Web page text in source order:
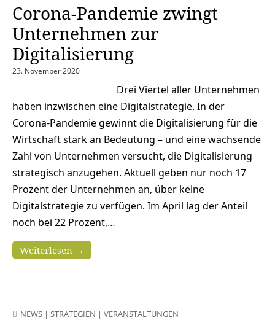
Corona-Pandemie zwingt
Unternehmen zur
Digitalisierung
23. November 2020
Drei Viertel aller Unternehmen
haben inzwischen eine Digitalstrategie. In der
Corona-Pandemie gewinnt die Digitalisierung für die
Wirtschaft stark an Bedeutung – und eine wachsende
Zahl von Unternehmen versucht, die Digitalisierung
strategisch anzugehen. Aktuell geben nur noch 17
Prozent der Unternehmen an, über keine
Digitalstrategie zu verfügen. Im April lag der Anteil
noch bei 22 Prozent,…
Weiterlesen →
NEWS | STRATEGIEN | VERANSTALTUNGEN